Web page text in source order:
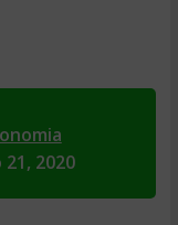
2020